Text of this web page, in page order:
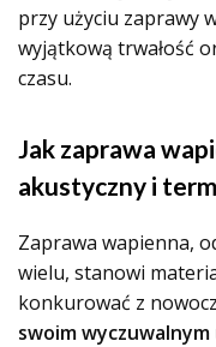
przy użyciu zaprawy
wyjątkową trwałość
czasu.
Jak zaprawa
akustyczny i
Zaprawa wapienna,
wielu, stanowi
konkurować z
swoim